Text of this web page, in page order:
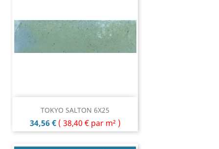
TOKYO SALTON 6X25
Prix
34,56 € ( 38,40 € par m² )